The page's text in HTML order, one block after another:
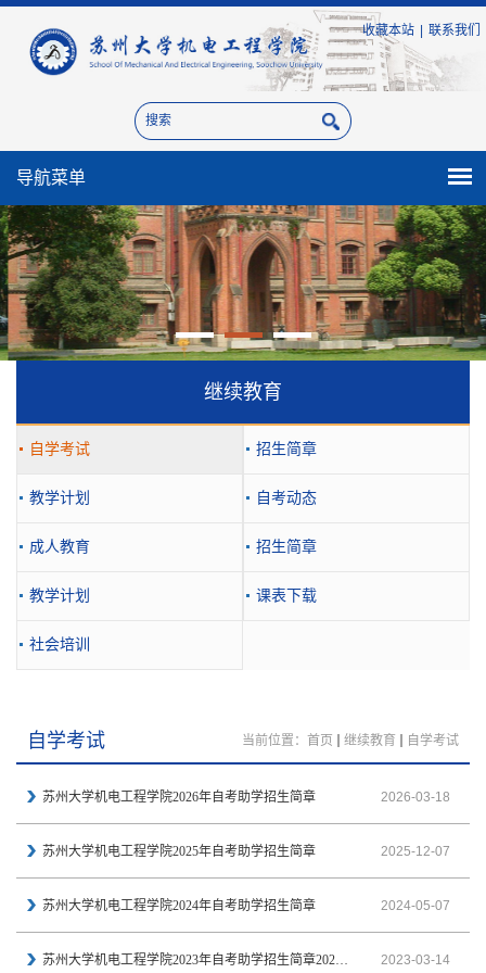
收藏本站 联系我们
导航菜单
继续教育
自学考试 招生简章
教学计划 自考动态
成人教育 招生简章
教学计划 课表下载
社会培训
自学考试 当前位置： 首页 继续教育 自学考试
苏州大学机电工程学院2026年自考助学招生简章 2026-03-18
苏州大学机电工程学院2025年自考助学招生简章 2025-12-07
苏州大学机电工程学院2024年自考助学招生简章 2024-05-07
苏州大学机电工程学院2023年自考助学招生简章2023年自考助学招生简章 2023-03-14